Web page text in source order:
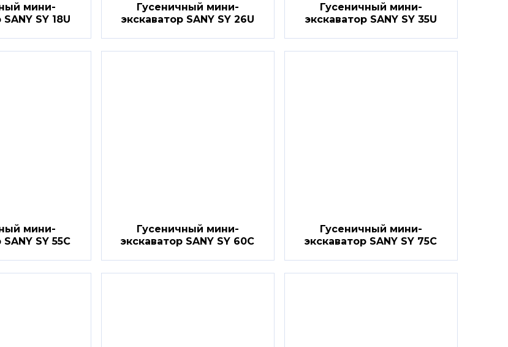
мини-
SY 18U
Гусеничный мини-
экскаватор SANY SY 26U
Гусеничный мини-
экскаватор SANY SY 35U
мини-
SY 55C
Гусеничный мини-
экскаватор SANY SY 60C
Гусеничный мини-
экскаватор SANY SY 75C